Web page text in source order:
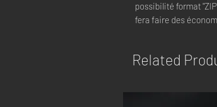
possibilité format
fera faire des
Related